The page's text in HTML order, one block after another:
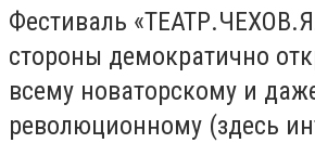
Фестиваль
стороны демократично
всему новаторскому и
революционному (здесь